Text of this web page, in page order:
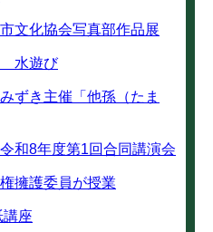
文化協会写真部作品展
水遊び
ずき主催「他孫（たま
和8年度第1回合同講演会
擁護委員が授業
講座